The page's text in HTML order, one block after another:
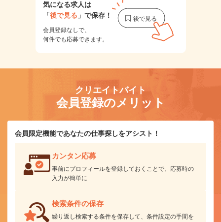
気になる求人は
「後で見る 」で保存！
会員登録なしで、
何件でも応募できます。
クリエイトバイト
会員登録のメリット
会員限定機能であなたの仕事探しをアシスト！
カンタン応募
事前にプロフィールを登録しておくことで、応募時の
入力が簡単に
検索条件の保存
繰り返し検索する条件を保存して、条件設定の手間を